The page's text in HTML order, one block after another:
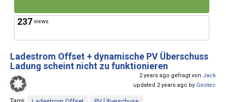
237 views
Ladestrom Offset + dynamische PV Überschuss
Ladung scheint nicht zu funktionieren
2 years ago gefragt von Jack
updated 2 years ago by Geotec